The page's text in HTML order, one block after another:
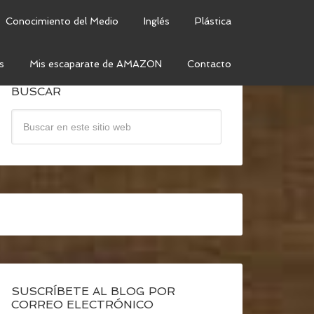
Conocimiento del Medio Inglés Plástica
Mis escaparate de AMAZON Contacto
BUSCAR
SUSCRÍBETE AL BLOG POR
CORREO ELECTRÓNICO